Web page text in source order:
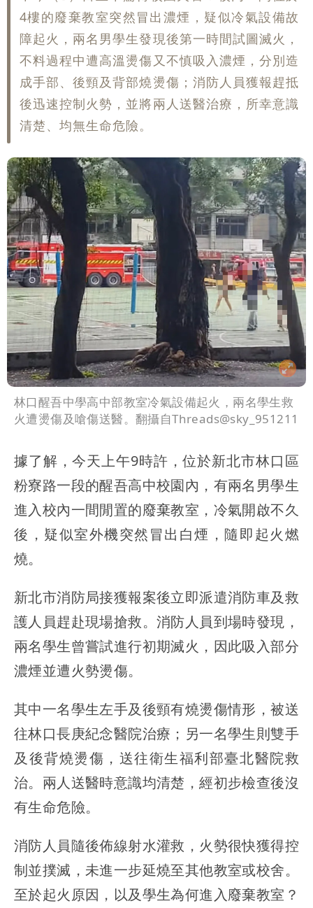
4樓的廢棄教室突然冒出濃煙，疑似冷氣設備故
障起火，兩名男學生發現後第一時間試圖滅火，
不料過程中遭高溫燙傷又不慎吸入濃煙，分別造
成手部、後頸及背部燒燙傷；消防人員獲報趕抵
後迅速控制火勢，並將兩人送醫治療，所幸意識
清楚、均無生命危險。
林口醒吾中學高中部教室冷氣設備起火，兩名學生救
火遭燙傷及嗆傷送醫。翻攝自Threads@sky_951211
據了解，今天上午9時許，位於新北市林口區
粉寮路一段的醒吾高中校園內，有兩名男學生
進入校內一間閒置的廢棄教室，冷氣開啟不久
後，疑似室外機突然冒出白煙，隨即起火燃
燒。
新北市消防局接獲報案後立即派遣消防車及救
護人員趕赴現場搶救。消防人員到場時發現，
兩名學生曾嘗試進行初期滅火，因此吸入部分
濃煙並遭火勢燙傷。
其中一名學生左手及後頸有燒燙傷情形，被送
往林口長庚紀念醫院治療；另一名學生則雙手
及後背燒燙傷，送往衛生福利部臺北醫院救
治。兩人送醫時意識均清楚，經初步檢查後沒
有生命危險。
消防人員隨後佈線射水灌救，火勢很快獲得控
制並撲滅，未進一步延燒至其他教室或校舍。
至於起火原因，以及學生為何進入廢棄教室？